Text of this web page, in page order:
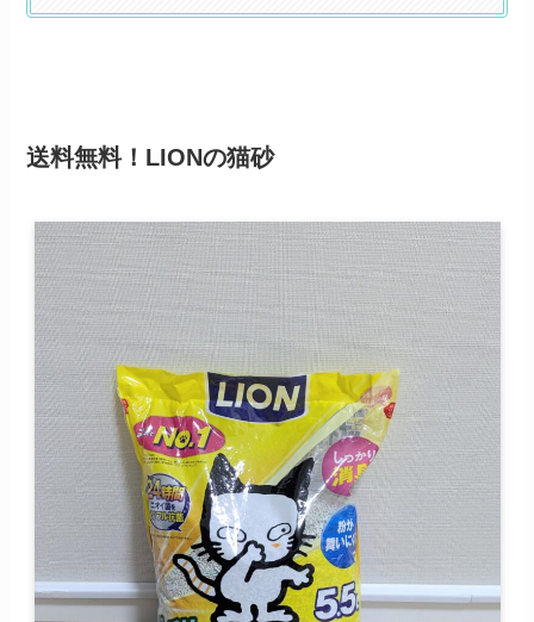
送料無料！LIONの猫砂